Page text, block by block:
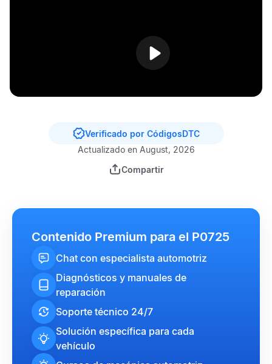
Verificado por CódigosDTC
Actualizado en August, 2026
Compartir
Contenido Premium para el P0725
Chat con especialista automotriz
Diagnósticos y manuales de
reparación
Soporte técnico 24/7
Solución específica para cada
vehículo